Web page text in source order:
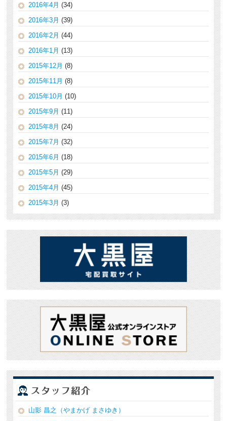
2016年4月 (34)
2016年3月 (39)
2016年2月 (44)
2016年1月 (13)
2015年12月 (8)
2015年11月 (8)
2015年10月 (10)
2015年9月 (11)
2015年8月 (24)
2015年7月 (32)
2015年6月 (18)
2015年5月 (29)
2015年4月 (45)
2015年3月 (3)
山影 昌之（やまかげ まさゆき）